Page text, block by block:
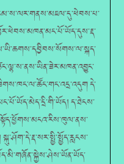
དེ་
ད་ཐེངས་